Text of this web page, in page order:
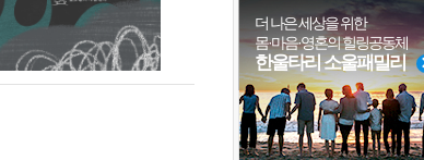
슬럼프
보고 싶은 어머니
유년 시절의 부산 영도 바다
못된 꼰대들
너무 황홀한 꽃들이여!
#친구
#계획
#다짐
#도움
#유튜브
#사람
#극복
#독서캠프
#삶
#위기
#비전캠프
#링컨학교
더 나은 세상을 위한
몸·마음·영혼의 힐링공동체
한울타리 소울패밀리